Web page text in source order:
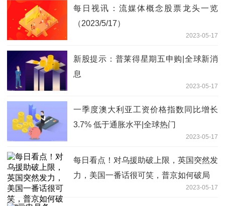
每日视讯：流媒体概念股票龙头一览
（2023/5/17）
2023-05-17
新股提示：普莱得星期五申购|全球新消
息
2023-05-17
一季度澳大利亚工资价格指数同比增长
3.7% 低于通胀水平|全球热门
2023-05-17
每日看点！对乌援助破上限，英国突然发
力，美国一番话很可笑，普京如何破局
2023-05-17